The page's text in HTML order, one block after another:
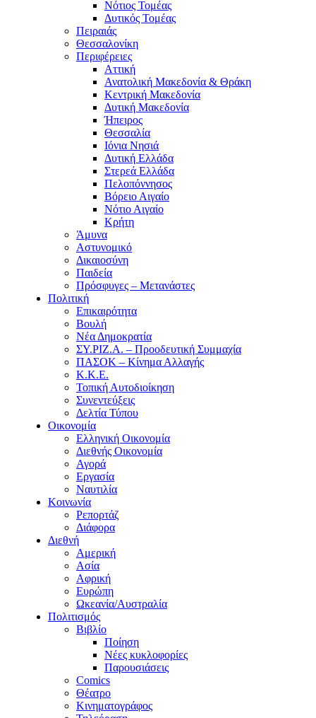
Νότιος Τομέας
Δυτικός Τομέας
Πειραιάς
Θεσσαλονίκη
Περιφέρειες
Αττική
Ανατολική Μακεδονία & Θράκη
Κεντρική Μακεδονία
Δυτική Μακεδονία
Ήπειρος
Θεσσαλία
Ιόνια Νησιά
Δυτική Ελλάδα
Στερεά Ελλάδα
Πελοπόννησος
Βόρειο Αιγαίο
Νότιο Αιγαίο
Κρήτη
Άμυνα
Αστυνομικό
Δικαιοσύνη
Παιδεία
Πρόσφυγες – Μετανάστες
Πολιτική
Επικαιρότητα
Βουλή
Νέα Δημοκρατία
ΣΥ.ΡΙΖ.Α. – Προοδευτική Συμμαχία
ΠΑΣΟΚ – Κίνημα Αλλαγής
Κ.Κ.Ε.
Τοπική Αυτοδιοίκηση
Συνεντεύξεις
Δελτία Τύπου
Οικονομία
Ελληνική Οικονομία
Διεθνής Οικονομία
Αγορά
Εργασία
Ναυτιλία
Κοινωνία
Ρεπορτάζ
Διάφορα
Διεθνή
Αμερική
Ασία
Αφρική
Ευρώπη
Ωκεανία/Αυστραλία
Πολιτισμός
Βιβλίο
Ποίηση
Νέες κυκλοφορίες
Παρουσιάσεις
Comics
Θέατρο
Κινηματογράφος